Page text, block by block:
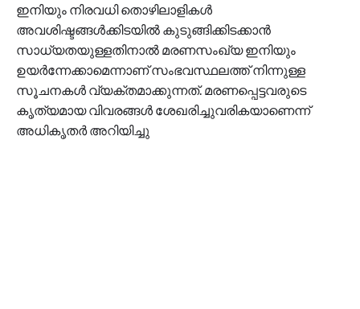
ഇനിയും നിരവധി തൊഴിലാളികൾ
അവശിഷ്ടങ്ങൾക്കിടയിൽ കുടുങ്ങിക്കിടക്കാൻ
സാധ്യതയുള്ളതിനാൽ മരണസംഖ്യ ഇനിയും
ഉയർന്നേക്കാമെന്നാണ് സംഭവസ്ഥലത്ത് നിന്നുള്ള
സൂചനകൾ വ്യക്തമാക്കുന്നത്. മരണപ്പെട്ടവരുടെ
കൃത്യമായ വിവരങ്ങൾ ശേഖരിച്ചുവരികയാണെന്ന്
അധികൃതർ അറിയിച്ചു